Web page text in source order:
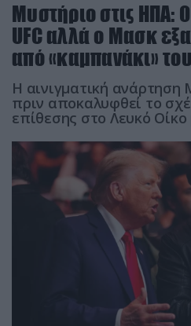
Μυστήριο στις ΗΠΑ:
UFC αλλά ο Μασκ
από «καμπανάκι»
Η αινιγματική ανάρτηση
πριν αποκαλυφθεί το
επίθεσης στο Λευκό Οίκο